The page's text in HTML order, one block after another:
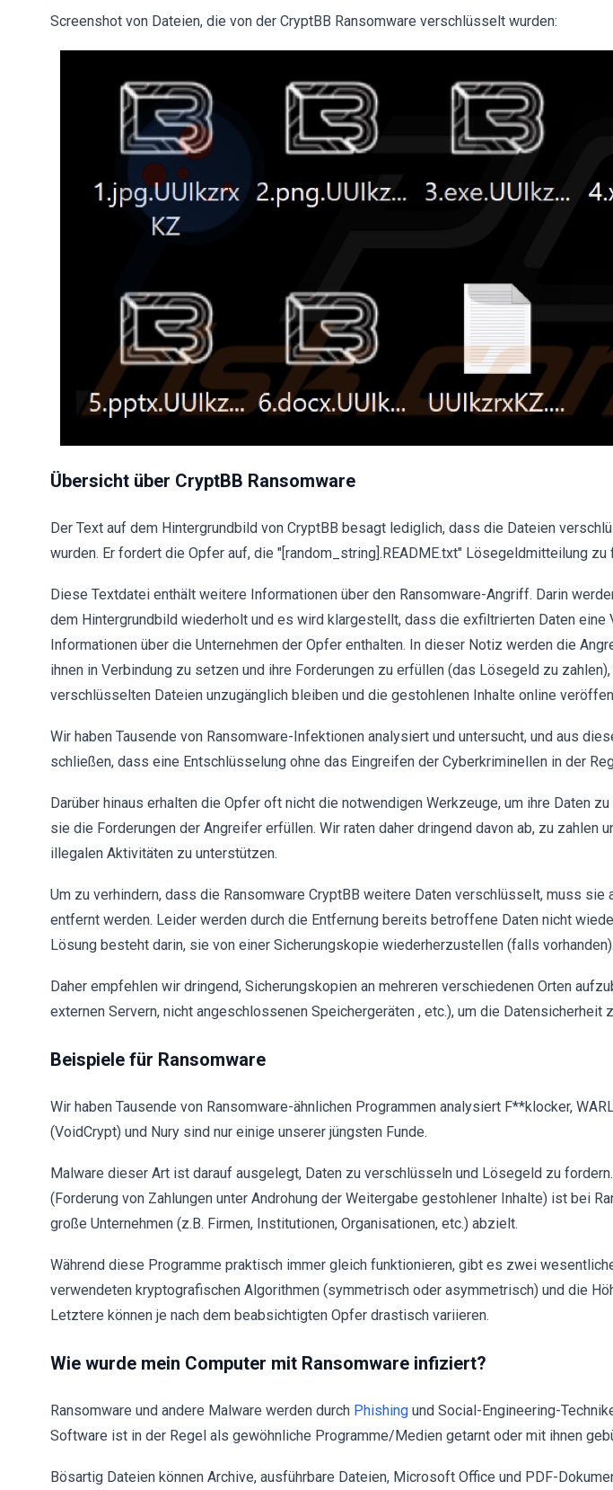
Screenshot von Dateien, die von der CryptBB Ransomware verschlüsselt wurden:
Übersicht über CryptBB Ransomware
Der Text auf dem Hintergrundbild von CryptBB besagt lediglich, dass die Dateien
wurden. Er fordert die Opfer auf, die "[random_string].README.txt" Lösegeldmitteilung zu
Diese Textdatei enthält weitere Informationen über den Ransomware-Angriff. Darin
dem Hintergrundbild wiederholt und es wird klargestellt, dass die exfiltrierten Daten eine
Informationen über die Unternehmen der Opfer enthalten. In dieser Notiz werden die
ihnen in Verbindung zu setzen und ihre Forderungen zu erfüllen (das Lösegeld zu
verschlüsselten Dateien unzugänglich bleiben und die gestohlenen Inhalte online
Wir haben Tausende von Ransomware-Infektionen analysiert und untersucht, und aus
schließen, dass eine Entschlüsselung ohne das Eingreifen der Cyberkriminellen in der
Darüber hinaus erhalten die Opfer oft nicht die notwendigen Werkzeuge, um ihre Daten
sie die Forderungen der Angreifer erfüllen. Wir raten daher dringend davon ab, zu zahlen
illegalen Aktivitäten zu unterstützen.
Um zu verhindern, dass die Ransomware CryptBB weitere Daten verschlüsselt, muss
entfernt werden. Leider werden durch die Entfernung bereits betroffene Daten nicht
Lösung besteht darin, sie von einer Sicherungskopie wiederherzustellen (falls vorhanden).
Daher empfehlen wir dringend, Sicherungskopien an mehreren verschiedenen Orten
externen Servern, nicht angeschlossenen Speichergeräten , etc.), um die Datensicherheit
Beispiele für Ransomware
Wir haben Tausende von Ransomware-ähnlichen Programmen analysiert F**klocker,
(VoidCrypt) und Nury sind nur einige unserer jüngsten Funde.
Malware dieser Art ist darauf ausgelegt, Daten zu verschlüsseln und Lösegeld zu
(Forderung von Zahlungen unter Androhung der Weitergabe gestohlener Inhalte) ist bei
große Unternehmen (z.B. Firmen, Institutionen, Organisationen, etc.) abzielt.
Während diese Programme praktisch immer gleich funktionieren, gibt es zwei
verwendeten kryptografischen Algorithmen (symmetrisch oder asymmetrisch) und die
Letztere können je nach dem beabsichtigten Opfer drastisch variieren.
Wie wurde mein Computer mit Ransomware infiziert?
Ransomware und andere Malware werden durch Phishing und Social-Engineering-
Software ist in der Regel als gewöhnliche Programme/Medien getarnt oder mit ihnen
Bösartig Dateien können Archive, ausführbare Dateien, Microsoft Office und PDF-